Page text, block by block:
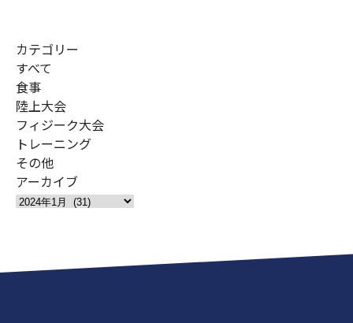
カテゴリー
すべて
食事
陸上大会
フィジーク大会
トレーニング
その他
アーカイブ